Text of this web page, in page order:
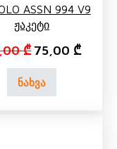
₾.
is: 75,00 ₾.
ASSN 994 V9
Ჟაკეტი
₾ Original price
75,00 ₾
ნახვა